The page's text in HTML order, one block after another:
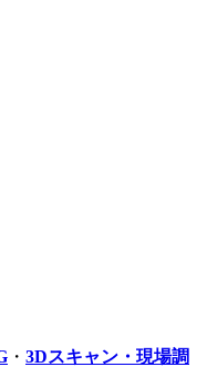
・ 3Dスキャン・現場調